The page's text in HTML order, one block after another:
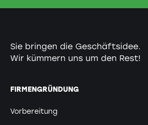
Sie bringen die Geschäftsidee.
Wir kümmern uns um den Rest!
FIRMENGRÜNDUNG
Vorbereitung